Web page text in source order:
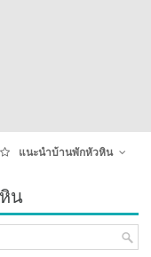
แนะนำบ้านพักหัวหิน
น